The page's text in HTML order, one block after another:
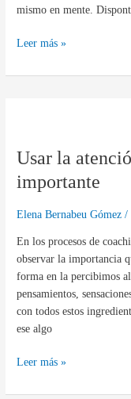
mismo en mente.
Leer más »
Usar la
importante
Elena Bernabeu Gómez/
En los procesos de
observar la importancia
forma en la percibimos
pensamientos,
con todos estos
ese algo
atención
dirigirla
importante
Leer más »